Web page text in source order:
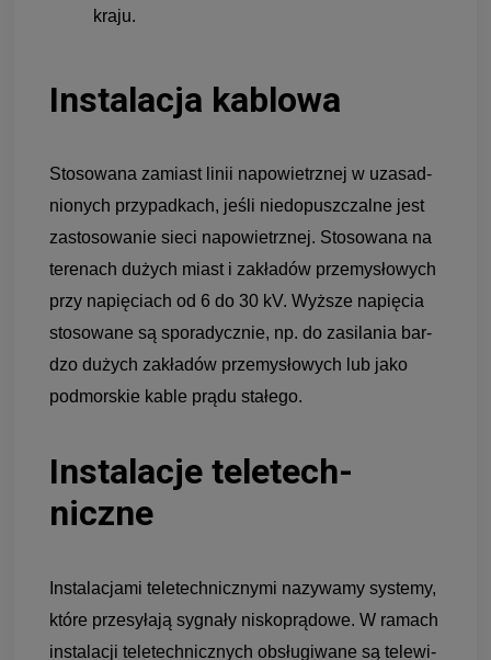
kraju.
Instalacja kablowa
Sto­so­wana zamiast linii napo­wietrznej w uza­sad­
nio­nych przy­pad­kach, jeśli nie­do­pusz­czalne jest
zasto­so­wa­nie sieci napo­wietrznej. Sto­so­wana na
tere­nach dużych miast i zakła­dów prze­my­sło­wych
przy napię­ciach od 6 do 30 kV. Wyż­sze napię­cia
sto­so­wane są spo­ra­dycz­nie, np. do zasi­la­nia bar­
dzo dużych zakła­dów prze­my­sło­wych lub jako
podmor­skie kable prądu sta­łego.
Insta­la­cje teletech­
niczne
Insta­la­cjami teletech­nicz­nymi nazy­wamy sys­temy,
które prze­syłają sygnały nisko­prą­dowe. W ramach
insta­la­cji tele­tech­nicz­nych obsłu­gi­wane są tele­wi­